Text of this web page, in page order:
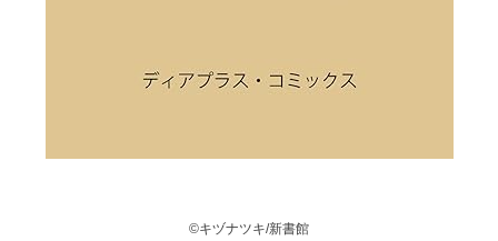
©キヅナツキ/新書館